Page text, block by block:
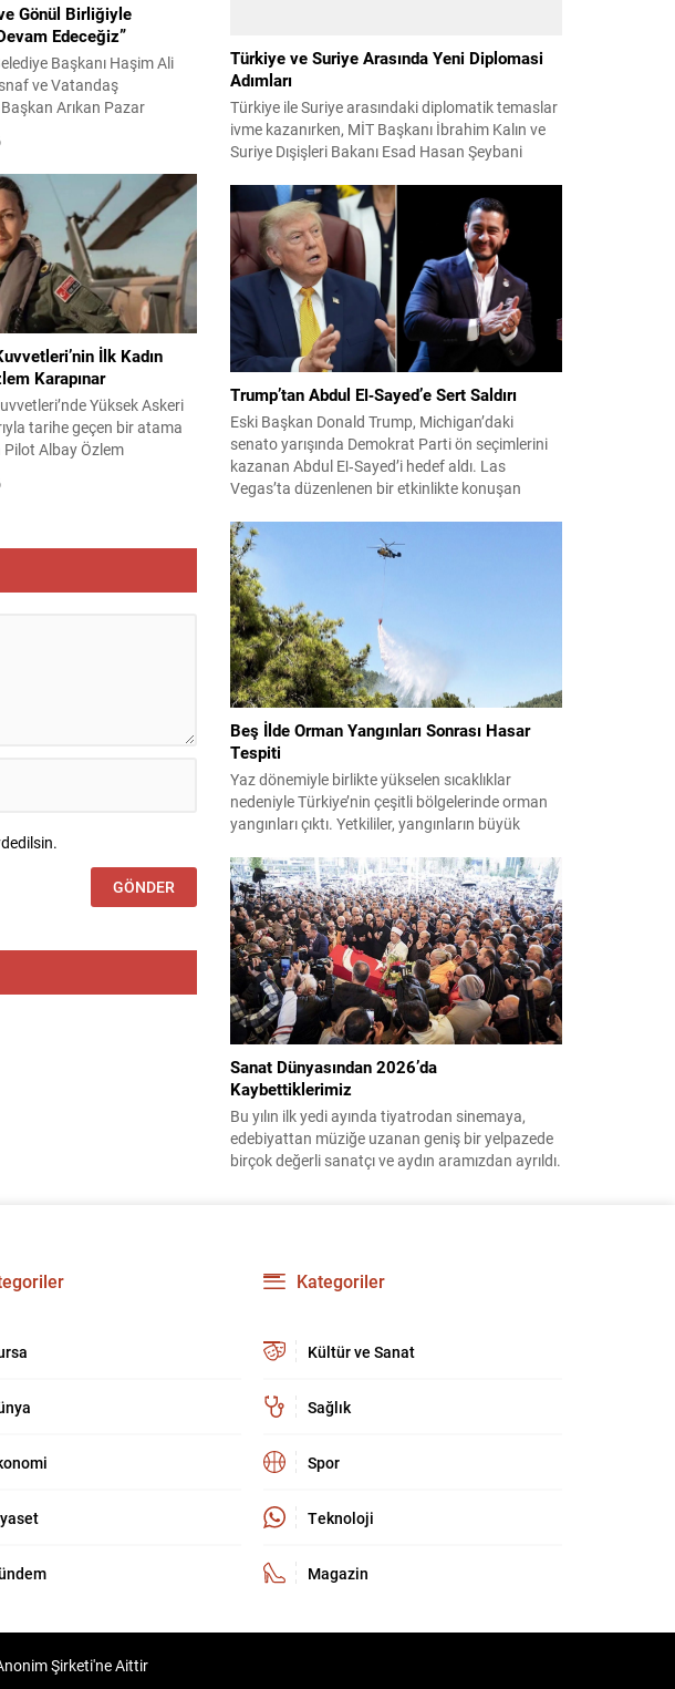
Gönül Birliğiyle
Edeceğiz”
Başkanı Haşim Ali
ve Vatandaş
Arıkan Pazar
Ziyaret Etti, Talepleri
– HARMANCIK Harmancık
Haşim Ali Arıkan, ilçe
saha ziyaretleri
pazar yerinde esnaf ve
bir araya geldi. İlçenin
sosyal yaşamında önemli bir
İlk Kadın
Karapınar
Yüksek Askeri
tarihe geçen bir atama
Pilot Albay Özlem
Ağustos 2026 itibarıyla
yükselerek Türk
Türkiye ve Suriye Arasında Yeni Diplomasi
Adımları
Türkiye ile Suriye arasındaki diplomatik temaslar
ivme kazanırken, MİT Başkanı İbrahim Kalın ve
Suriye Dışişleri Bakanı Esad Hasan Şeybani
arasındaki iş birliği imkanları ve bölgesel istikrar
konuları detaylı şekilde ele alındı. Taraflar, komşu
ülkelerle ilişkilerin güçlendirilmesinin gerekliliği
üzerinde mutabık kaldı; ayrıca Suriye-Lübnan
ilişkilerine...
Trump’tan Abdul El‑Sayed’e Sert Saldırı
Eski Başkan Donald Trump, Michigan’daki
senato yarışında Demokrat Parti ön seçimlerini
kazanan Abdul El‑Sayed’i hedef aldı. Las
Vegas’ta düzenlenen bir etkinlikte konuşan
karşı olumsuz duygular taşıyan bir kişi olmakla
suçladı ve onu “komünist” olarak nitelendirdi.
Trump, konuşmasında El‑Sayed’in “Yahudilerden
nefret ettiğini” öne sürerek, bu...
Beş İlde Orman Yangınları Sonrası Hasar
Tespiti
Yaz dönemiyle birlikte yükselen sıcaklıklar
nedeniyle Türkiye’nin çeşitli bölgelerinde orman
yangınları çıktı. Yetkililer, yangınların büyük
sürmesi nedeniyle vatandaşları dikkatli olmaya
çağırıyor. Çevre, Şehircilik ve İklim Değişikliği
Bakanı Murat Kurum, beş ilde yapılan hasar
tespitlerinin sonuçlarını paylaştı ve etkilenenlerin
yanında olunacağını vurguladı. Kayıtlar ve
tespit...
Sanat Dünyasından 2026’da
Kaybettiklerimiz
Bu yılın ilk yedi ayında tiyatrodan sinemaya,
edebiyattan müziğe uzanan geniş bir yelpazede
birçok değerli sanatçı ve aydın aramızdan ayrıldı.
hatırlanıyor; sanat dünyasının hafızasında
kalıcı...
Kategoriler
Kültür ve Sanat
Sağlık
Spor
Teknoloji
Magazin
Şirketi'ne Aittir